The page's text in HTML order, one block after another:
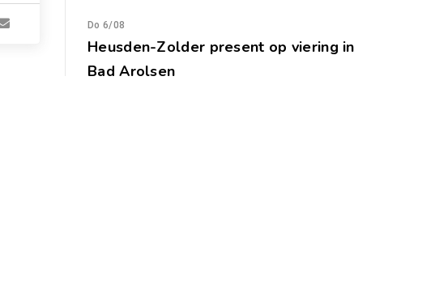
Do 6/08
Heusden-Zolder present op viering in
Bad Arolsen